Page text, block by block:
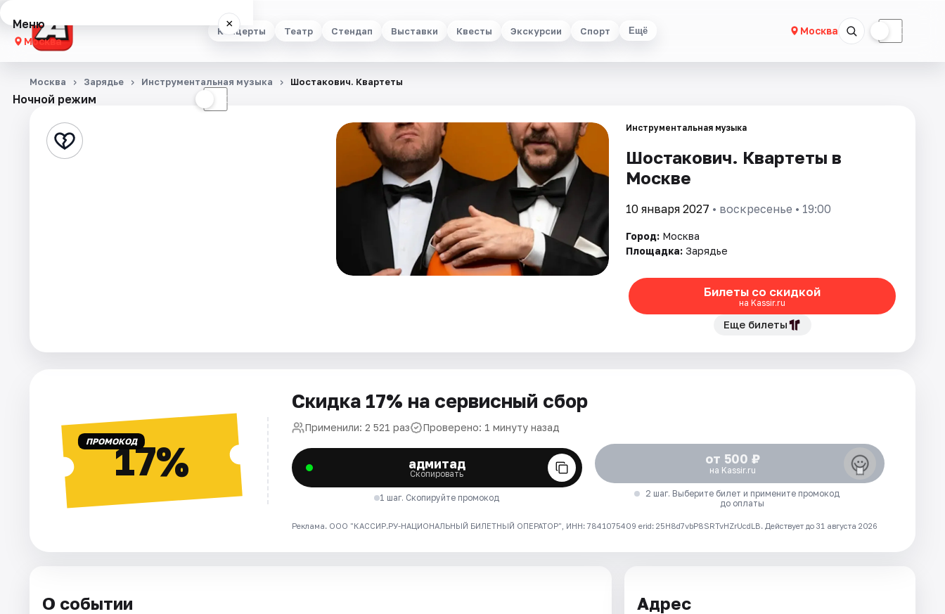
Концерты Театр Стендап Выставки Квесты Экскурсии Спорт Ещё Москва ☾
Меню ×
Москва
Концерты
Стендап
Города
Рейтинги
Ночной режим ☾
Москва Зарядье Инструментальная музыка Шостакович. Квартеты
Инструментальная музыка
Шостакович. Квартеты в
Москве
10 января 2027 • воскресенье • 19:00
Город: Москва
Площадка: Зарядье
Билеты со скидкой
на Kassir.ru
Еще билеты
ПРОМОКОД17%
Скидка 17% на сервисный сбор
Применили: 2 521 раз Проверено: 1 минуту назад
адмитад
Скопировать
1 шаг. Скопируйте промокод
от 500 ₽
на Kassir.ru
2 шаг. Выберите билет и примените промокод
до оплаты
Реклама. ООО "КАССИР.РУ-НАЦИОНАЛЬНЫЙ БИЛЕТНЫЙ ОПЕРАТОР", ИНН: 7841075409 erid: 25H8d7vbP8SRTvHZrUcdLB. Действует до 31 августа 2026
О событии Адрес